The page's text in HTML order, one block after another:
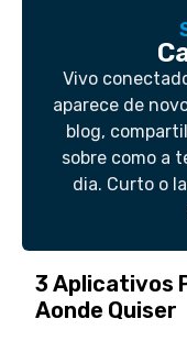
Vivo
aparece de
blog,
sobre como a
dia. Curto o
3 Aplicativos
Aonde Quiser